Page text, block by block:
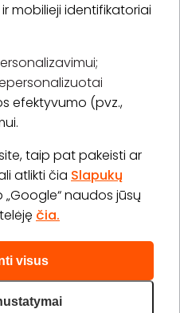
mobilieji identifikatoriai
efektyvumo (pvz.,
taip pat pakeisti ar
atlikti čia Slapukų
„Google“ naudos jūsų
čia.
visus
info@bookitnow.lt, +370
111